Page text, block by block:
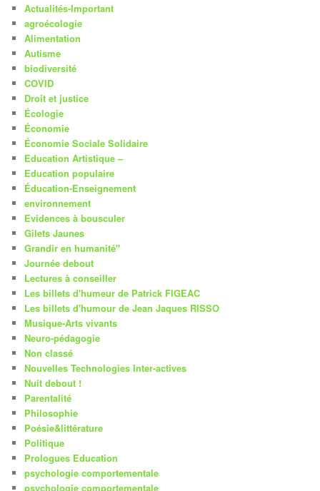
Actualités-Important
agroécologie
Alimentation
Autisme
biodiversité
COVID
Droit et justice
Écologie
Économie
Économie Sociale Solidaire
Education Artistique –
Education populaire
Éducation-Enseignement
environnement
Evidences à bousculer
Gilets Jaunes
Grandir en humanité"
Journée debout
Lectures à conseiller
Les billets d'humeur de Patrick FIGEAC
Les billets d'humour de Jean Jaques RISSO
Musique-Arts vivants
Neuro-pédagogie
Non classé
Nouvelles Technologies Inter-actives
Nuit debout !
Parentalité
Philosophie
Poésie&littérature
Politique
Prologues Education
psychologie comportementale
psychologie comportementale